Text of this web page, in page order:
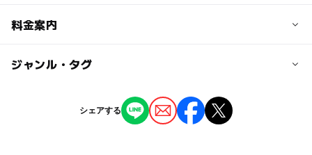
対象年齢
料金案内
子供の料金
ジャンル・タグ
ものづくり・学び体験
シェアする